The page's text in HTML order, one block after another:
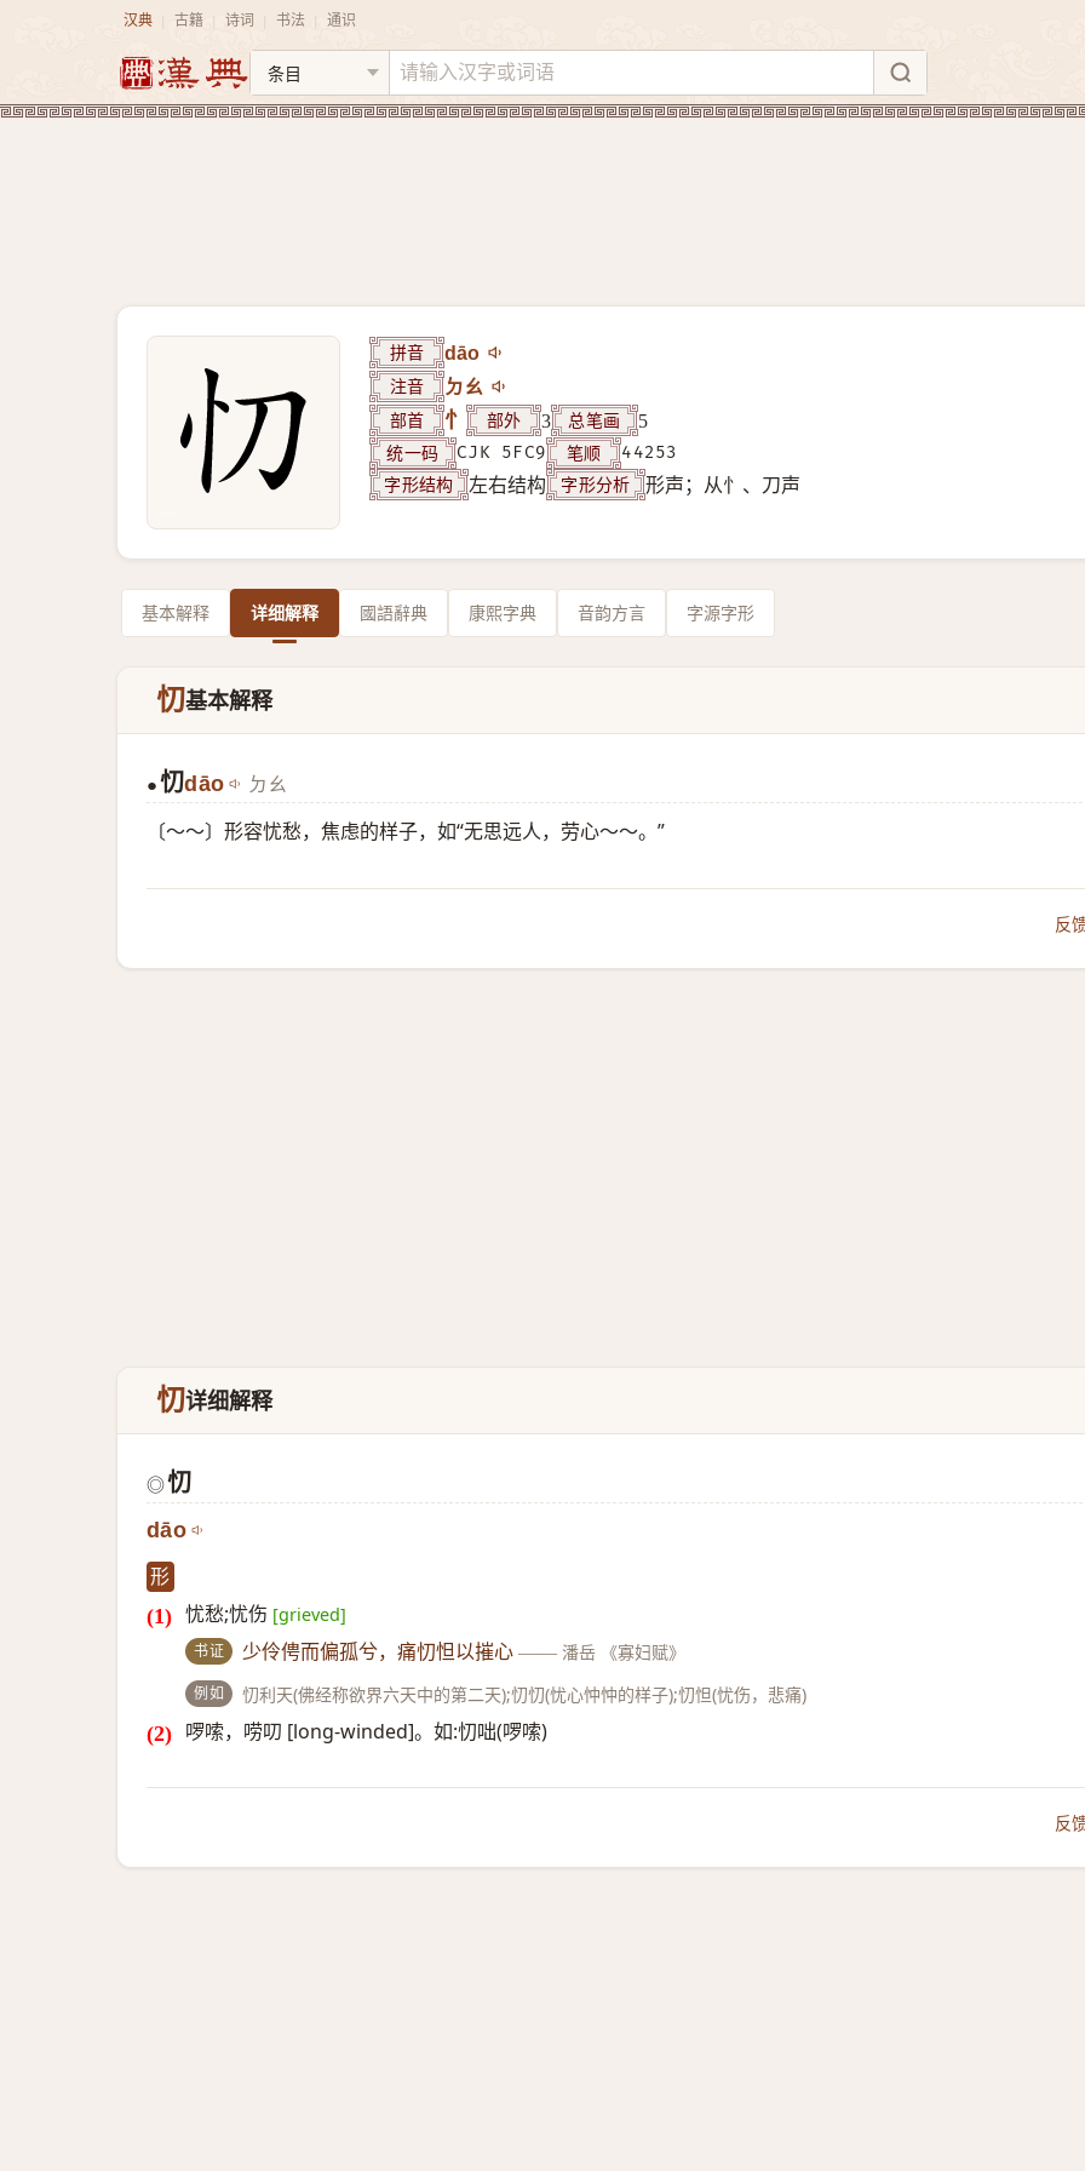
汉典 古籍 诗词 书法 通识
拼音 dāo
注音 ㄉㄠ
部首 忄 部外 3 总笔画 5
统一码 CJK 5FC9 笔顺 44253
字形结构 左右结构 字形分析 形声；从忄、刀声
基本解释 详细解释 國語辭典 康熙字典 音韵方言 字源字形
忉基本解释
● 忉dāo ㄉㄠ
〔～～〕形容忧愁，焦虑的样子，如“无思远人，劳心～～。”
反
忉详细解释
◎忉
dāo
形
忧愁;忧伤 [grieved]
书证 少伶俜而偏孤兮，痛忉怛以摧心 —— 潘岳 《寡妇赋》
例如 忉利天(佛经称欲界六天中的第二天);忉忉(忧心忡忡的样子);忉怛(忧伤，悲痛)
啰嗦，唠叨 [long-winded]。如:忉咄(啰嗦)
反